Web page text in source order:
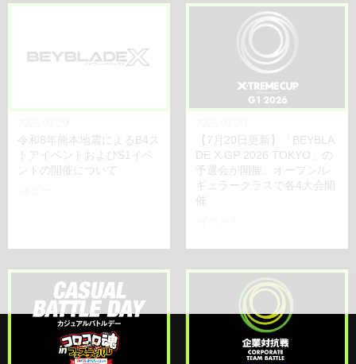
令和8年熊本地震によるB4ス
トアイベントおよびS1イベ
ントの開催について
【7月20日更新】「BEYBLA
DE X GP 2026 TOKYO」の
予選会が開催。オープン/レ
ギュラークラスで各4大会開
催